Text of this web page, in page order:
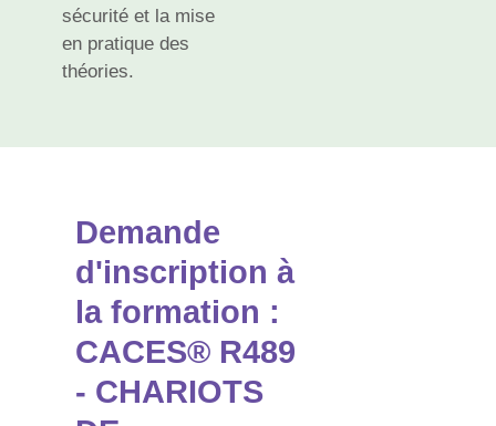
sécurité et la mise
en pratique des
théories.
Demande
d'inscription à
la formation :
CACES® R489
- CHARIOTS